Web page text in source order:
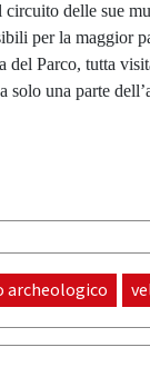
delle sue
per la maggior
del Parco, tutta
solo una parte
archeologico